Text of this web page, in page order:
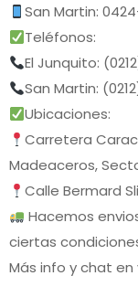
San Martin:
Teléfonos:
El Junquito:
San Martin:
Ubicaciones:
Carretera
Madeaceros,
Calle Bermard
Hacemos
ciertas
Más info y chat